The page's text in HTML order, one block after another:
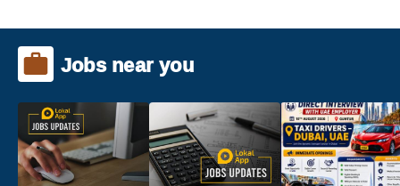
Jobs near you